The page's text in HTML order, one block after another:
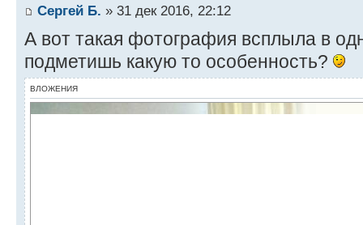
Сергей Б. » 31 дек 2016, 22:12
А вот такая фотография всплыла в
подметишь какую то особенность?
ВЛОЖЕНИЯ